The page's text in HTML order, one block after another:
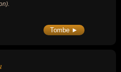
Tombe ►